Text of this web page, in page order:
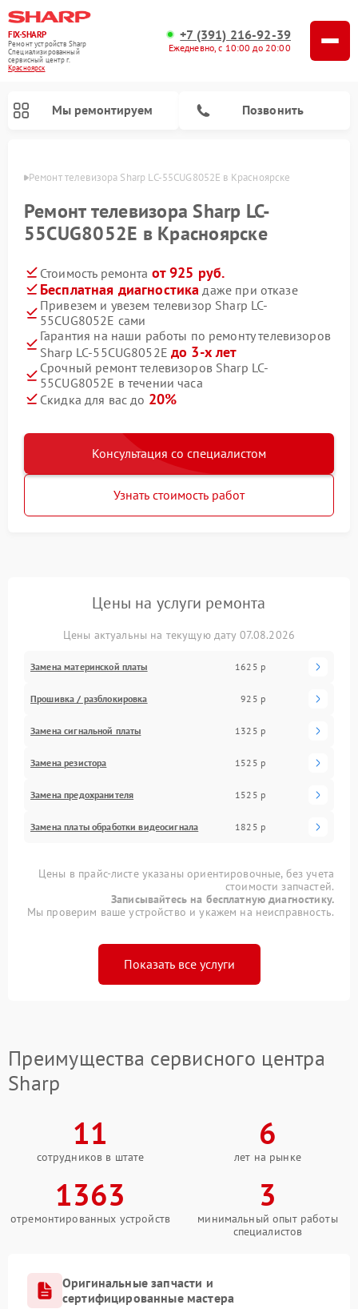
FIX-SHARP
Ремонт устройств Sharp
Специализированный
cервисный центр г.
Красноярск
+7 (391) 216-92-39
Ежедневно, с 10:00 до 20:00
Мы ремонтируем Позвонить
Ремонт телевизора Sharp LC-55CUG8052E в Красноярске
Ремонт телевизора Sharp LC-
55CUG8052E в Красноярске
Стоимость ремонта от 925 руб.
Бесплатная диагностика даже при отказе
Привезем и увезем телевизор Sharp LC-
55CUG8052E сами
Гарантия на наши работы по ремонту телевизоров
Sharp LC-55CUG8052E до 3-х лет
Срочный ремонт телевизоров Sharp LC-
55CUG8052E в течении часа
Скидка для вас до 20%
Консультация со специалистом
Узнать стоимость работ
Цены на услуги ремонта
Цены актуальны на текущую дату 07.08.2026
Замена материнской платы 1625 р
Прошивка / разблокировка 925 р
Замена сигнальной платы 1325 р
Замена резистора 1525 р
Замена предохранителя 1525 р
Замена платы обработки видеосигнала 1825 р
Цены в прайс-листе указаны ориентировочные, без учета
стоимости запчастей.
Записывайтесь на бесплатную диагностику.
Мы проверим ваше устройство и укажем на неисправность.
Показать все услуги
Преимущества сервисного центра
Sharp
11
сотрудников в штате
6
лет на рынке
1363
отремонтированных устройств
3
минимальный опыт работы
специалистов
Оригинальные запчасти и
сертифицированные мастера